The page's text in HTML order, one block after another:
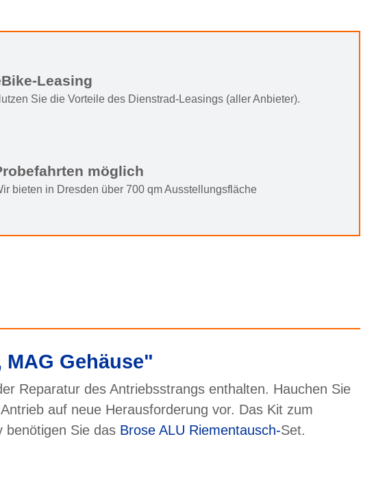
Leasing
Sie die Vorteile des Dienstrad-Leasings (aller Anbieter).
möglich
bieten in Dresden über 700 qm Ausstellungsfläche
Gehäuse"
Reparatur des Antriebsstrangs enthalten. Hauchen Sie
auf neue Herausforderung vor. Das Kit zum
benötigen Sie das Brose ALU Riementausch-Set.